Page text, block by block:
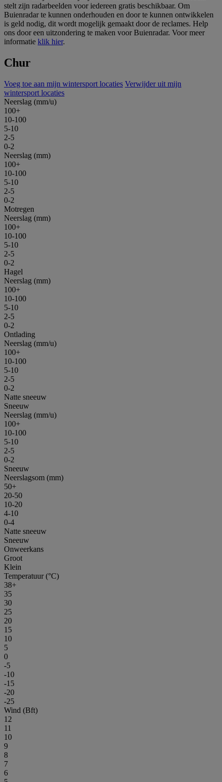
stelt zijn radarbeelden voor iedereen gratis beschikbaar. Om
Buienradar te kunnen onderhouden en door te kunnen ontwikkelen
is geld nodig, dit wordt mogelijk gemaakt door de reclames. Help
ons door een uitzondering te maken voor Buienradar. Voor meer
informatie klik hier.
Chur
Voeg toe aan mijn wintersport locaties Verwijder uit mijn
wintersport locaties
Neerslag (mm/u)
100+
10-100
5-10
2-5
0-2
Neerslag (mm)
100+
10-100
5-10
2-5
0-2
Motregen
Neerslag (mm)
100+
10-100
5-10
2-5
0-2
Hagel
Neerslag (mm)
100+
10-100
5-10
2-5
0-2
Ontlading
Neerslag (mm/u)
100+
10-100
5-10
2-5
0-2
Natte sneeuw
Sneeuw
Neerslag (mm/u)
100+
10-100
5-10
2-5
0-2
Sneeuw
Neerslagsom (mm)
50+
20-50
10-20
4-10
0-4
Natte sneeuw
Sneeuw
Onweerkans
Groot
Klein
Temperatuur (°C)
38+
35
30
25
20
15
10
5
0
-5
-10
-15
-20
-25
Wind (Bft)
12
11
10
9
8
7
6